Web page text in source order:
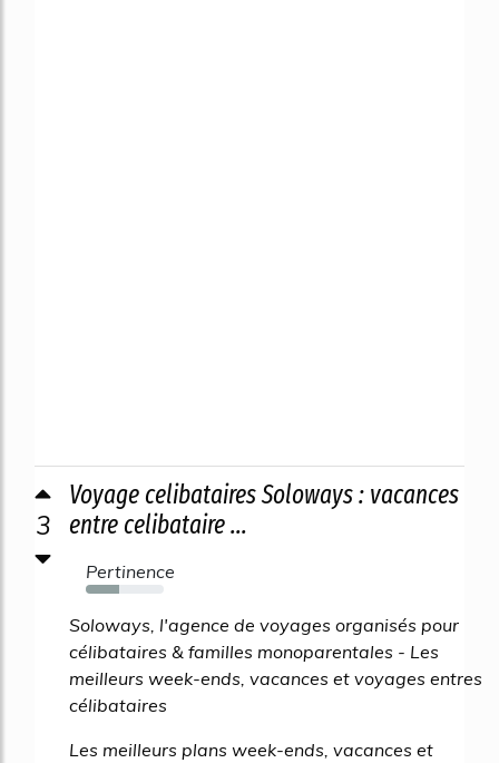
3
Voyage celibataires Soloways : vacances
entre celibataire ...
Pertinence
43%
Soloways, l'agence de voyages organisés pour
célibataires & familles monoparentales - Les
meilleurs week-ends, vacances et voyages entres
célibataires
Les meilleurs plans week-ends, vacances et